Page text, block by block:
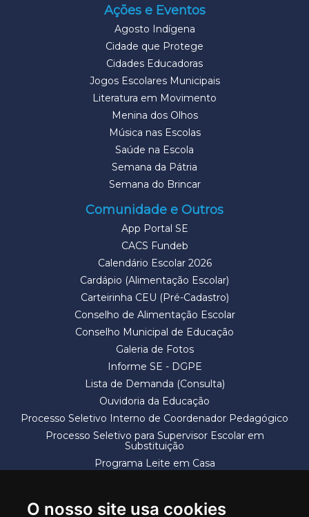
O nosso site usa cookies
Ações e Eventos
Agosto Indígena
Cidade que Protege
Cidades Educadoras
Jogos Escolares Municipais
Literatura em Movimento
Menina dos Olhos
Música nas Escolas
Saúde na Escola
Semana da Pátria
Semana do Brincar
Comunidade e Outros
App Portal SE
CACS Fundeb
Calendário Escolar 2026
Cardápio (Alimentação Escolar)
Carteirinha CEU (Pré-Cadastro)
Conselho de Alimentação Escolar
Conselho Municipal de Educação
Galeria de Fotos
Informe SE - DGPE
Lista de Demanda (Consulta)
Ouvidoria da Educação
Processo Seletivo Interno de Coordenador Pedagógico
Processo Seletivo para Supervisor Escolar em
Substituição
Programa Leite em Casa